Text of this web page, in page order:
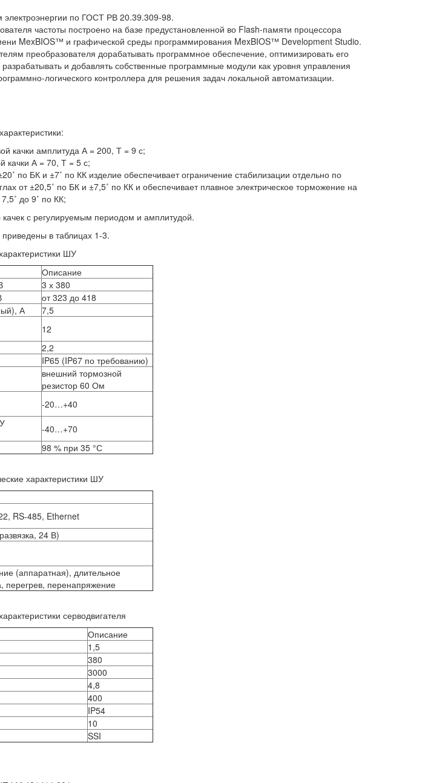
по ГОСТ РВ 20.39.309-98.
частоты построено на базе предустановленной во Flash-памяти процессора
MexBIOS™ и графической среды программирования MexBIOS™ Development Studio.
преобразователя дорабатывать программное обеспечение, оптимизировать его
и добавлять собственные программные модули как уровня управления
логического контроллера для решения задач локальной автоматизации.
качки амплитуда А = 200, Т = 9 с;
качки А = 70, Т = 5 с;
по БК и ±7˚ по КК изделие обеспечивает ограничение стабилизации отдельно по
от ±20,5˚ по БК и ±7,5˚ по КК и обеспечивает плавное электрическое торможение на
до 9˚ по КК;
с регулируемым периодом и амплитудой.
приведены в таблицах 1-3.
ШУ
Описание
3 х 380
от 323 до 418
А
7,5
12
2,2
IP65 (IP67 по требованию)
внешний тормозной
резистор 60 Ом
-20…+40
-40…+70
98 % при 35 °С
характеристики ШУ
RS-485, Ethernet
24 В)
(аппаратная), длительное
перегрев, перенапряжение
серводвигателя
Описание
1,5
380
3000
4,8
400
IP54
10
SSI